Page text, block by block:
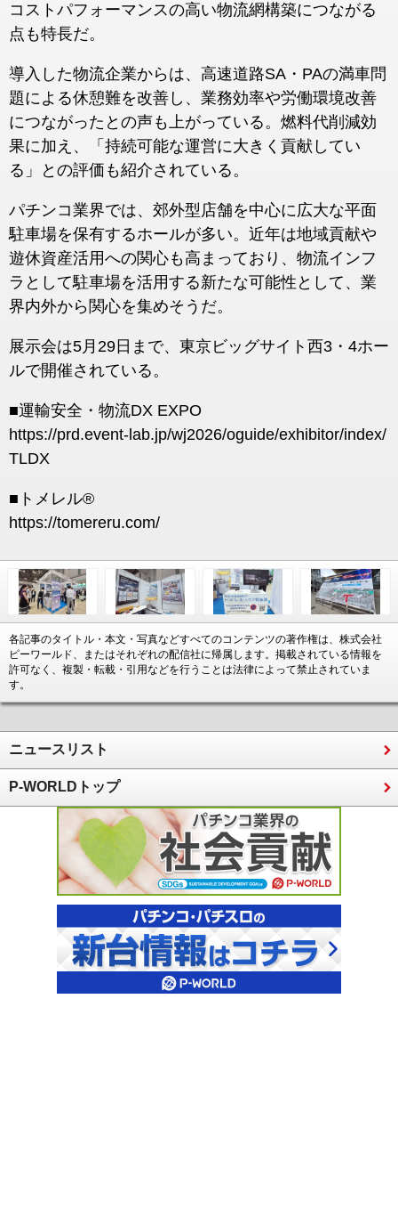
コストパフォーマンスの高い物流網構築につながる
点も特長だ。
導入した物流企業からは、高速道路SA・PAの満車問
題による休憩難を改善し、業務効率や労働環境改善
につながったとの声も上がっている。燃料代削減効
果に加え、「持続可能な運営に大きく貢献してい
る」との評価も紹介されている。
パチンコ業界では、郊外型店舗を中心に広大な平面
駐車場を保有するホールが多い。近年は地域貢献や
遊休資産活用への関心も高まっており、物流インフ
ラとして駐車場を活用する新たな可能性として、業
界内外から関心を集めそうだ。
展示会は5月29日まで、東京ビッグサイト西3・4ホー
ルで開催されている。
■運輸安全・物流DX EXPO
https://prd.event-lab.jp/wj2026/oguide/exhibitor/index/
TLDX
■トメレル®
https://tomereru.com/
各記事のタイトル・本文・写真などすべてのコンテンツの著作権は、株式会社
ピーワールド、またはそれぞれの配信社に帰属します。掲載されている情報を
許可なく、複製・転載・引用などを行うことは法律によって禁止されていま
す。
ニュースリスト
P-WORLDトップ